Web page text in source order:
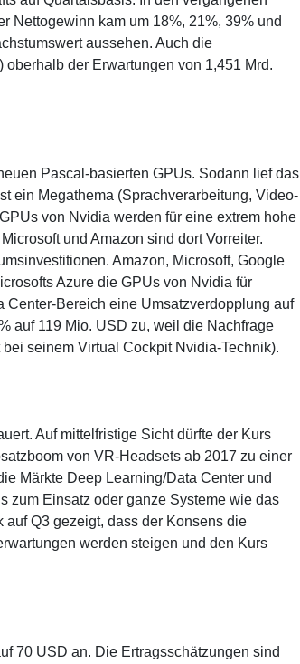
Nettogewinn kam um 18%, 21%, 39% und
aussehen. Auch die
der Erwartungen von 1,451 Mrd.
Pascal-basierten GPUs. Sodann lief das
ein Megathema (Sprachverarbeitung, Video-
von Nvidia werden für eine extrem hohe
und Amazon sind dort Vorreiter.
Amazon, Microsoft, Google
Azure die GPUs von Nvidia für
Bereich eine Umsatzverdopplung auf
auf 119 Mio. USD zu, weil die Nachfrage
seinem Virtual Cockpit Nvidia-Technik).
Auf mittelfristige Sicht dürfte der Kurs
von VR-Headsets ab 2017 zu einer
Märkte Deep Learning/Data Center und
zum Einsatz oder ganze Systeme wie das
auf Q3 gezeigt, dass der Konsens die
werden steigen und den Kurs
70 USD an. Die Ertragsschätzungen sind